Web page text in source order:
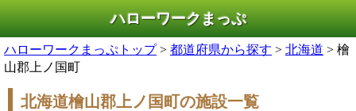
ハローワークまっぷ
ハローワークまっぷトップ> 都道府県から探す > 北海道 > 檜
山郡上ノ国町
北海道檜山郡上ノ国町の施設一覧